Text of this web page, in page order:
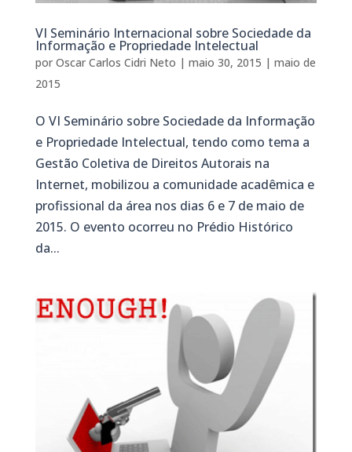
VI Seminário Internacional sobre Sociedade da
Informação e Propriedade Intelectual
por Oscar Carlos Cidri Neto | maio 30, 2015 | maio de
2015
O VI Seminário sobre Sociedade da Informação
e Propriedade Intelectual, tendo como tema a
Gestão Coletiva de Direitos Autorais na
Internet, mobilizou a comunidade acadêmica e
profissional da área nos dias 6 e 7 de maio de
2015. O evento ocorreu no Prédio Histórico
da...